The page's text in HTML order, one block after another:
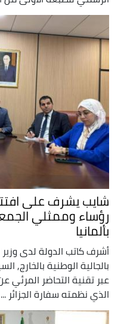
شايب يشرف على
رؤساء وممثلي
بألمانيا
أشرف كاتب الدولة لدى وزير
بالجالية الوطنية بالخارج,
عبر تقنية التحاضر المرئي
الذي نظمته سفارة الجزائر ...